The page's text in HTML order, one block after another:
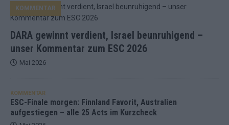
DARA gewinnt verdient, Israel beunruhigend –
unser Kommentar zum ESC 2026
KOMMENTAR
Mai 2026
KOMMENTAR
ESC-Finale morgen: Finnland Favorit, Australien
aufgestiegen – alle 25 Acts im Kurzcheck